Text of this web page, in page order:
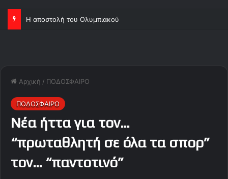
Η αποστολή του Ολυμπιακού
Αρχική / ΠΟΔΟΣΦΑΙΡΟ
ΠΟΔΟΣΦΑΙΡΟ
Νέα ήττα για τον…
“πρωταθλητή σε όλα τα σπορ”
τον… “παντοτινό”